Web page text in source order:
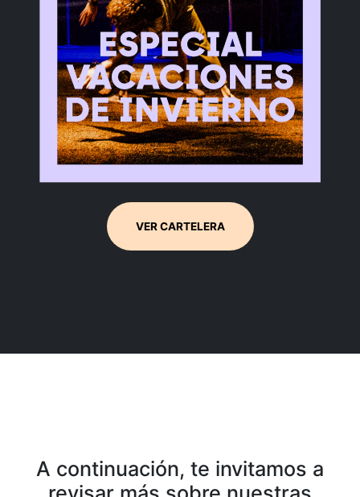
VER CARTELERA
A continuación, te invitamos a